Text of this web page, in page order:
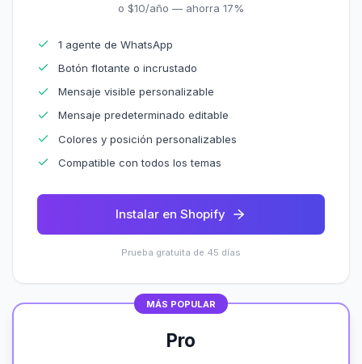
o $10/año — ahorra 17%
1 agente de WhatsApp
Botón flotante o incrustado
Mensaje visible personalizable
Mensaje predeterminado editable
Colores y posición personalizables
Compatible con todos los temas
Instalar en Shopify
Prueba gratuita de 45 días
MÁS POPULAR
Pro